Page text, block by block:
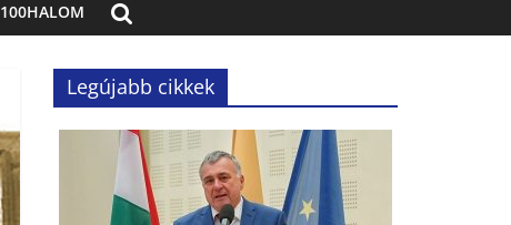
100HALOM
Legújabb cikkek